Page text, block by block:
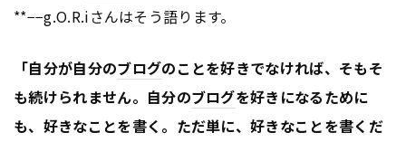
**−−g.O.R.iさんはそう語ります。
「自分が自分のブログのことを好きでなければ、そもそ
も続けられません。自分のブログを好きになるために
も、好きなことを書く。ただ単に、好きなことを書くだ